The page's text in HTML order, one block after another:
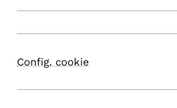
Config. cookie